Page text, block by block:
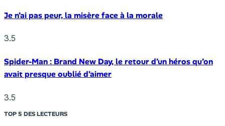
Je n’ai pas peur, la misère face à la morale
3.5
Spider-Man : Brand New Day, le retour d’un héros qu’on
avait presque oublié d’aimer
3.5
TOP 5 DES LECTEURS